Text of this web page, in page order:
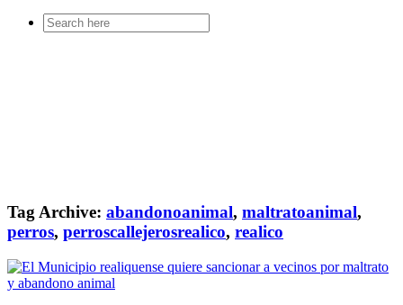
Search
for:
Tag Archive: abandonoanimal, maltratoanimal,
perros, perroscallejerosrealico, realico